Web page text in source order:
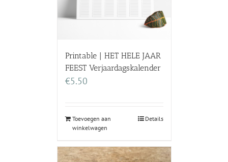
Printable | HET HELE JAAR
FEEST Verjaardagskalender
€5.50
Toevoegen aan
winkelwagen
Details